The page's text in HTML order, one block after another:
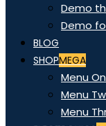
Demo
Demo
BLOG
SHOPMEGA
Menu
Menu
Menu